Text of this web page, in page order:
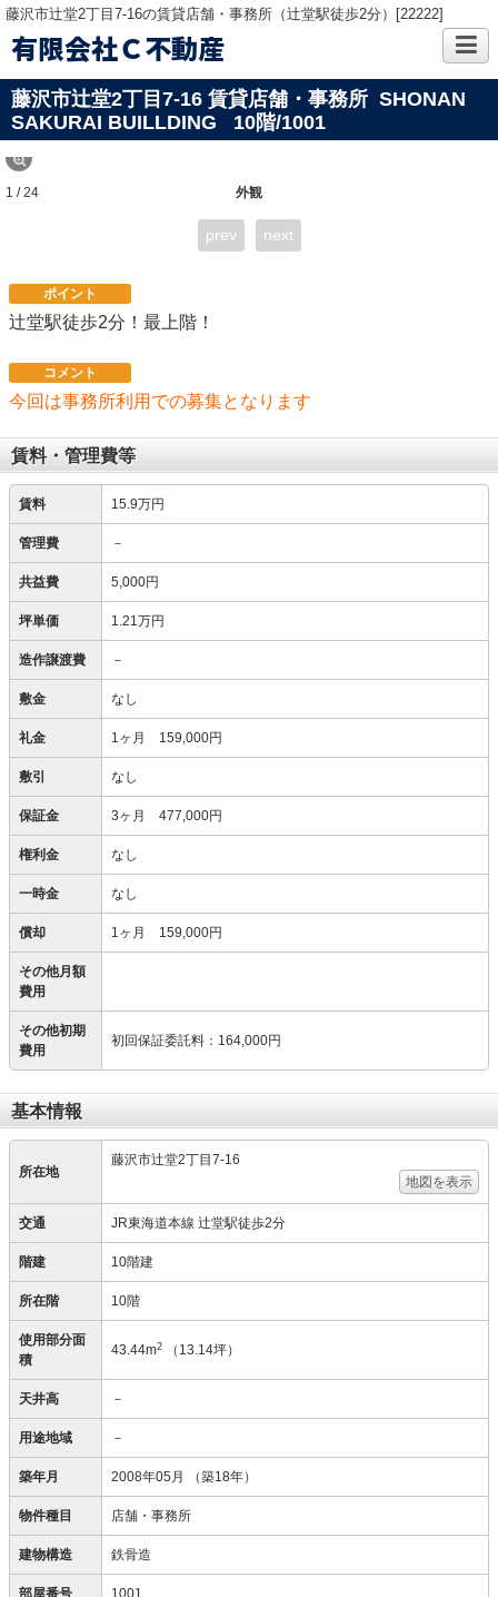
藤沢市辻堂2丁目7-16の賃貸店舗・事務所（辻堂駅徒歩2分）[22222]
有限会社Ｃ不動産
藤沢市辻堂2丁目7-16 賃貸店舗・事務所 SHONAN
SAKURAI BUILLDING
10階/1001
外観
1 / 24
prev next
ポイント
辻堂駅徒歩2分！最上階！
コメント
今回は事務所利用での募集となります
賃料・管理費等
賃料 15.9万円
管理費 －
共益費 5,000円
坪単価 1.21万円
造作譲渡費 －
敷金 なし
礼金 1ヶ月 159,000円
敷引 なし
保証金 3ヶ月 477,000円
権利金 なし
一時金 なし
償却 1ヶ月 159,000円
その他月額
費用
その他初期
費用
初回保証委託料 ： 164,000円
基本情報
所在地
藤沢市辻堂2丁目7-16
地図を表示
交通 JR東海道本線 辻堂駅徒歩2分
階建 10階建
所在階 10階
使用部分面
積
43.44m2 （13.14坪）
天井高 －
用途地域 －
築年月 2008年05月 （築18年）
物件種目 店舗・事務所
建物構造 鉄骨造
部屋番号 1001